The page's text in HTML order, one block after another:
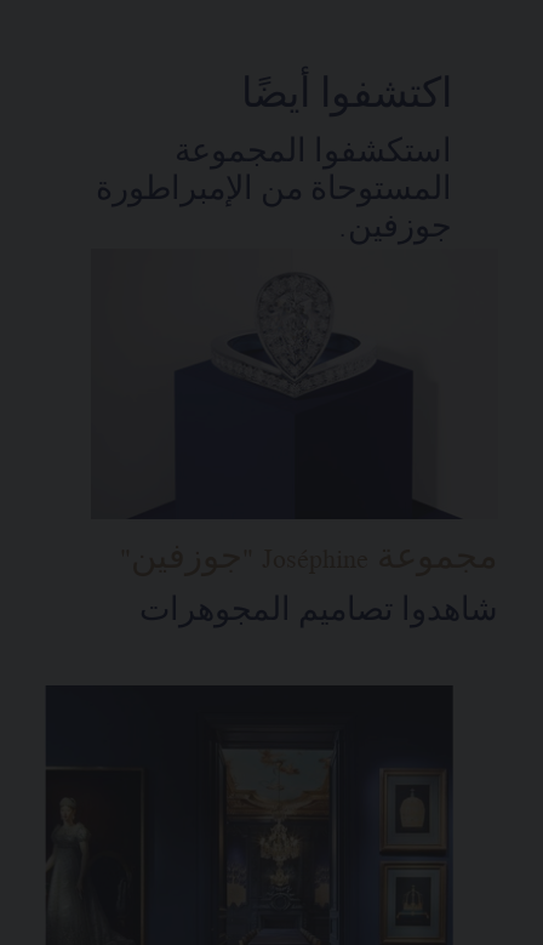
اكتشفوا أيضًا
استكشفوا المجموعة
المستوحاة من الإمبراطورة
جوزفين.
شاهدوا تصاميم المجوهرات